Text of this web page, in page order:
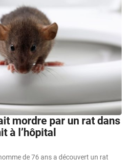
mordre par un rat dans
à l’hôpital
de 76 ans a découvert un rat